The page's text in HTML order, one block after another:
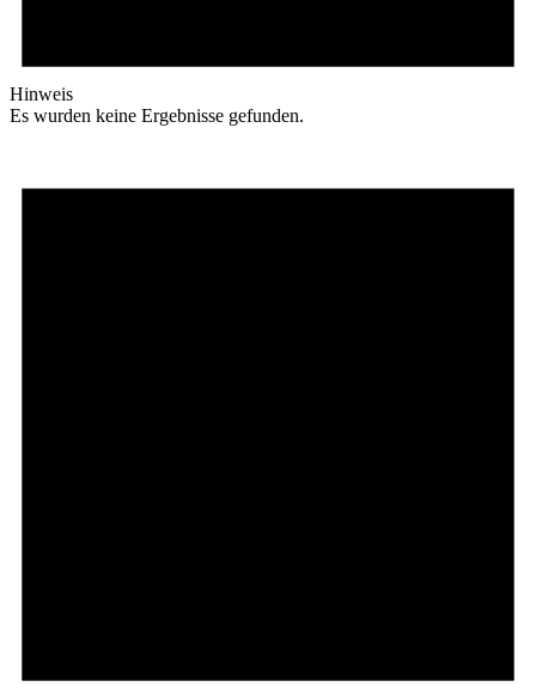
Hinweis
Es wurden keine Ergebnisse gefunden.